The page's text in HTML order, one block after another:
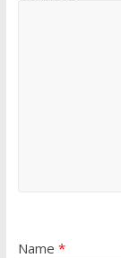
Name *